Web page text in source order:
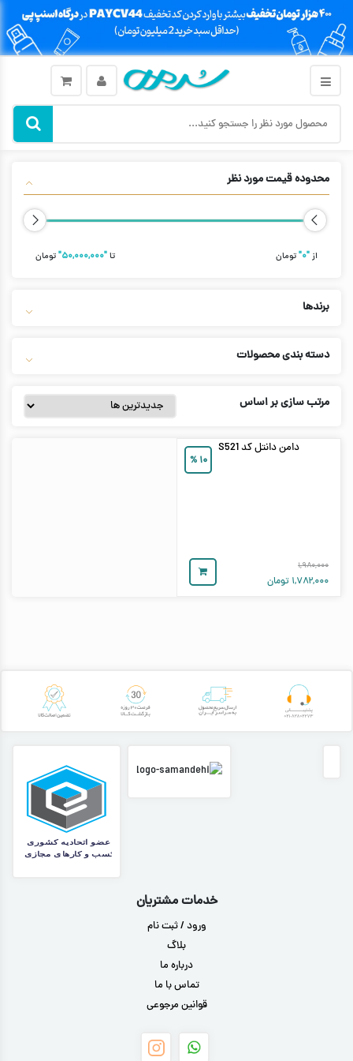
محدوده قیمت مورد نظر
از"۰" تومان تا"۵۰,۰۰۰,۰۰۰" تومان
برندها
دسته بندی محصولات
مرتب سازی بر اساس
۱۰ %
دامن دانتل کد S521
۱,۹۸۰,۰۰۰
۱,۷۸۲,۰۰۰ تومان
خدمات مشتریان
ورود / ثبت نام
بلاگ
درباره ما
تماس با ما
قوانین مرجوعی